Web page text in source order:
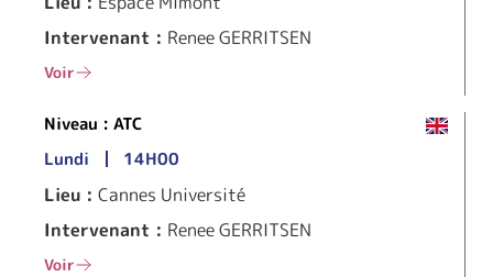
Intervenant : Renee GERRITSEN
Voir
Niveau : ATC
Lundi
14H00
Lieu : Cannes Université
Intervenant : Renee GERRITSEN
Voir